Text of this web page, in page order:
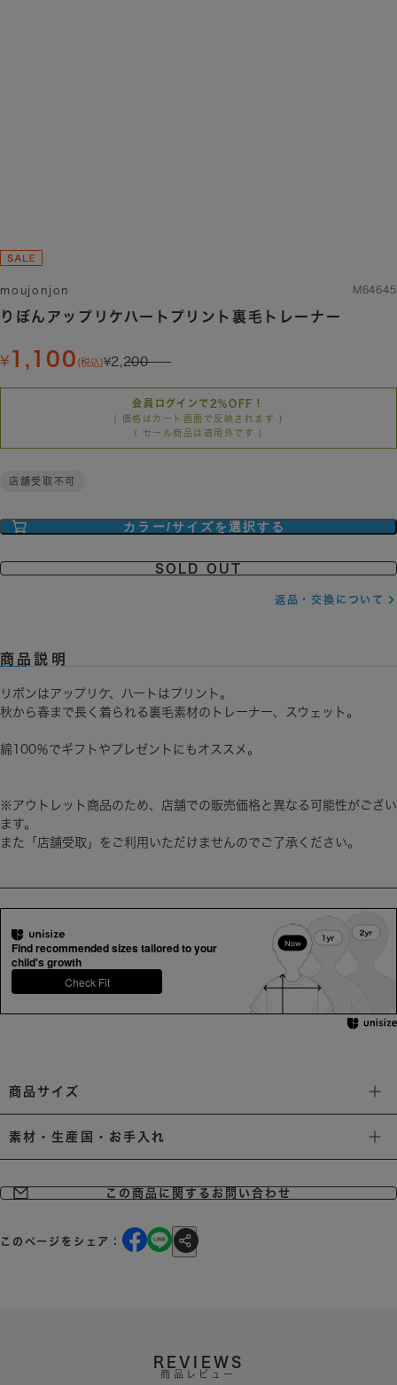
moujonjon M64645
りぼんアップリケハートプリント裏毛トレーナー
1,100 (税込) 2,200
会員ログインで2%OFF！
( 価格はカート画面で反映されます )
( セール商品は適用外です )
店舗受取不可
カラー/サイズを選択する
SOLD OUT
返品・交換について
商品説明
リボンはアップリケ、ハートはプリント。
秋から春まで長く着られる裏毛素材のトレーナー、スウェット。
綿100％でギフトやプレゼントにもオススメ。
※アウトレット商品のため、店舗での販売価格と異なる可能性がござい
ます。
また「店舗受取」をご利用いただけませんのでご了承ください。
Find recommended sizes tailored to your
child's growth
Check Fit
商品サイズ
素材・生産国・お手入れ
この商品に関するお問い合わせ
このページをシェア：
REVIEWS
商品レビュー